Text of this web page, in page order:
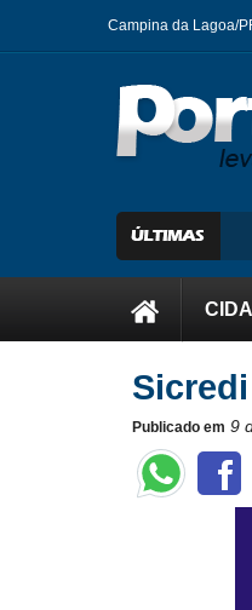
Campina da Lagoa/
Publicado em 9